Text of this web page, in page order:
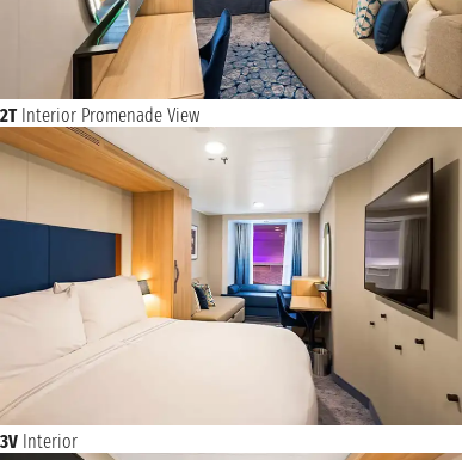
2T Interior Promenade View
3V Interior